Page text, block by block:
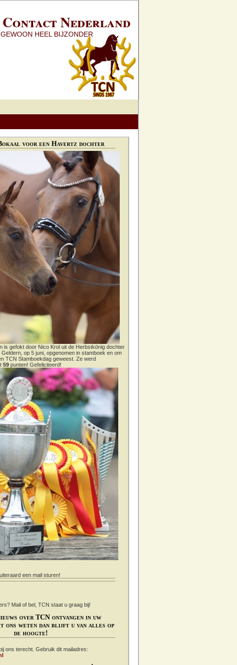
Nederland
HEEL BIJZONDER
voor een Havertz dochter
is gefokt door Nico Krol uit de Herbstkönig dochter
op 5 juni, opgenomen in stamboek en om
TCN Stamboekdag geweest. Ze werd
59 punten! Gefeliciteerd!
een mail sturen!
Mail of bel, TCN staat u graag bij!
over TCN ontvangen in uw
ons weten dan blijft u van alles op
de hoogte!
ons terecht. Gebruik dit mailadres: